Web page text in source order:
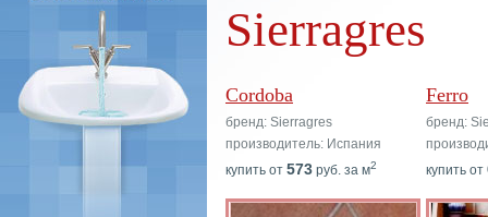
Sierragres
Cordoba
бренд: Sierragres
производитель: Испания
купить от 573 руб. за м2
Ferro
бренд:
купить от